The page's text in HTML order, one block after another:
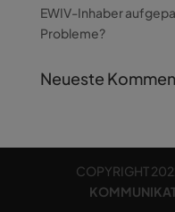
EWIV-Inhaber
Probleme?
Neueste
COPYRIGHT